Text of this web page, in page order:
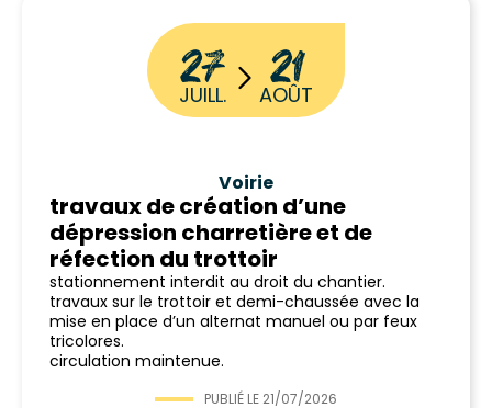
Voirie
travaux de création d’une
dépression charretière et de
réfection du trottoir
stationnement interdit au droit du chantier.
travaux sur le trottoir et demi-chaussée avec la
mise en place d’un alternat manuel ou par feux
tricolores.
circulation maintenue.
PUBLIÉ LE 21/07/2026
27
JUILL. 21
AOÛT